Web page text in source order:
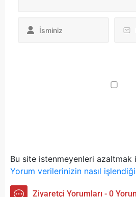
Bu site istenmeyenleri azaltmak
Yorum verilerinizin nasıl
Ziyaretçi Yorumları - 0